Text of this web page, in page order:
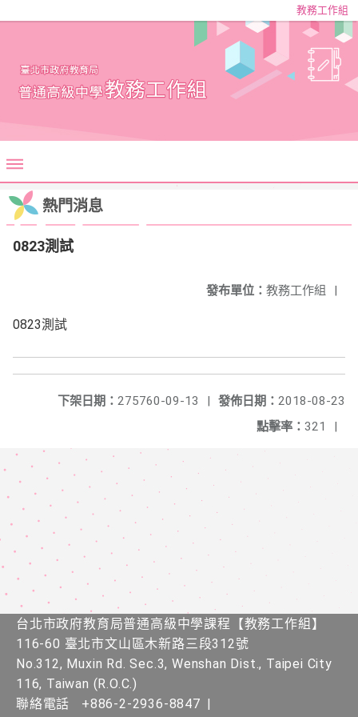
教務工作組
熱門消息
0823測試
發布單位： 教務工作組 |
0823測試
發佈日期： 2018-08-23
下架日期： 275760-09-13
|
點擊率： 321 |
台北市政府教育局普通高級中學課程​【教務工作組】
116-60 臺北市文山區木新路三段312號
No.312, Muxin Rd. Sec.3, Wenshan Dist., Taipei City
116, Taiwan (R.O.C.)
聯絡電話
+886-2-2936-8847 |